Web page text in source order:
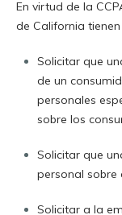
En virtud de la
de California
Solicitar que
de un
personales
sobre los
Solicitar que
personal sobre
Solicitar a la